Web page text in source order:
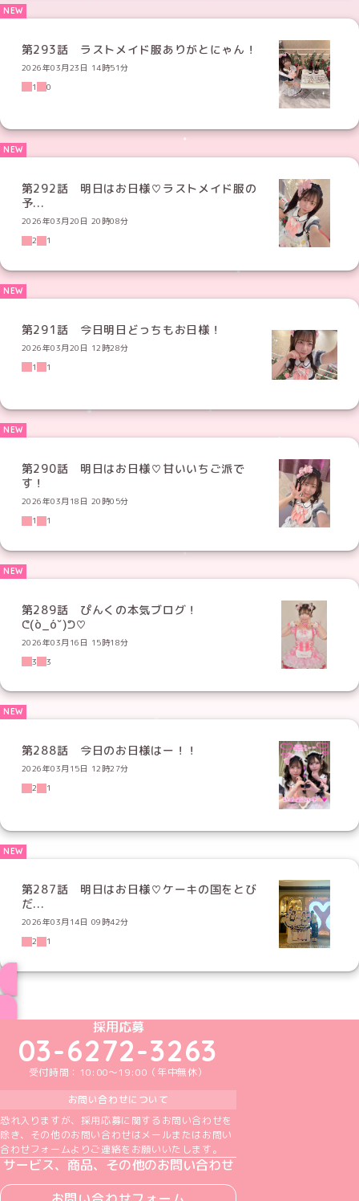
第293話 ラストメイド服ありがとにゃん！
2026年03月23日 14時51分
1
0
第292話 明日はお日様♡ラストメイド服の
予...
2026年03月20日 20時08分
2
1
第291話 今日明日どっちもお日様！
2026年03月20日 12時28分
1
1
第290話 明日はお日様♡甘いいちご派で
す！
2026年03月18日 20時05分
1
1
第289話 ぴんくの本気ブログ！
ᕦ(ò_óˇ)ᕤ♡
2026年03月16日 15時18分
3
3
第288話 今日のお日様はー！！
2026年03月15日 12時27分
2
1
第287話 明日はお日様♡ケーキの国をとび
だ...
2026年03月14日 09時42分
2
1
めいどりーみんTikTok公式アカウント
めいどりーみんX公式アカウント
めいどりーみんInstagram公式アカウント
めいどりーみんFacebook公式アカウン
めいどりーみんYouTube公式アカ
採用応募
03-6272-3263
受付時間：10:00～19:00（年中無休）
お問い合わせについて
恐れ入りますが、採用応募に関するお問い合わせを
除き、その他のお問い合わせはメールまたはお問い
合わせフォームよりご連絡をお願いいたします。
サービス、商品、その他のお問い合わせ